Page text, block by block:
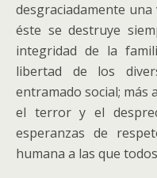
desgraciadamente
éste se destruye
integridad de la
libertad de los
entramado social; más
el terror y el
esperanzas de
humana a las que